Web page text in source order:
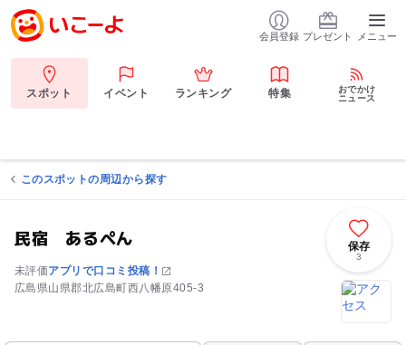
会員登録 プレゼント メニュー
スポット イベント ランキング 特集
おでかけ
ニュース
このスポットの周辺から探す
民宿 あるぺん
未評価アプリで口コミ投稿！
広島県山県郡北広島町西八幡原405-3
保存
3